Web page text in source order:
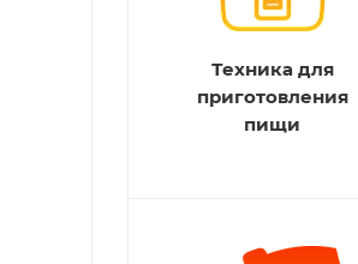
Техника для
приготовления
пищи